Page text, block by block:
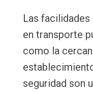
Las
en transporte
como la
seguridad son